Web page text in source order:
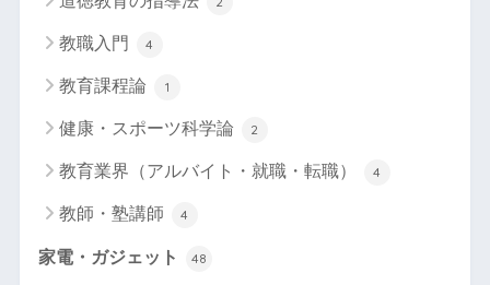
教職入門 4
教育課程論 1
健康・スポーツ科学論 2
教育業界（アルバイト・就職・転職） 4
教師・塾講師 4
家電・ガジェット 48